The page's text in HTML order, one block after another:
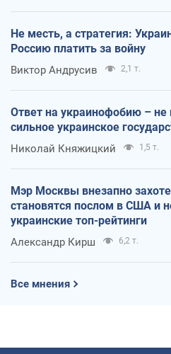
Не месть, а стратегия:
Россию платить за войну
Виктор Андрусив 2,1 т.
Ответ на украинофобию – не
сильное украинское
Николай Княжицкий 1,5 т.
Мэр Москвы внезапно
становятся послом в США и
украинские топ-рейтинги
Александр Кирш 6,2 т.
Все мнения